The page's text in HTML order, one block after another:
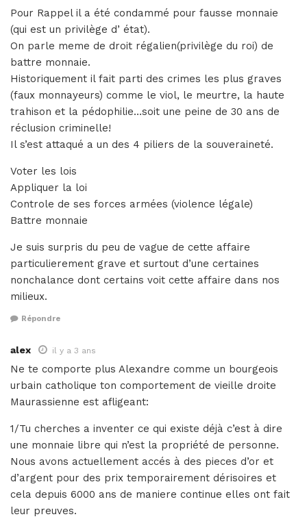
Pour Rappel il a été condammé pour fausse monnaie
(qui est un privilège d’ état).
On parle meme de droit régalien(privilège du roi) de
battre monnaie.
Historiquement il fait parti des crimes les plus graves
(faux monnayeurs) comme le viol, le meurtre, la haute
trahison et la pédophilie…soit une peine de 30 ans de
réclusion criminelle!
Il s’est attaqué a un des 4 piliers de la souveraineté.
Voter les lois
Appliquer la loi
Controle de ses forces armées (violence légale)
Battre monnaie
Je suis surpris du peu de vague de cette affaire
particulierement grave et surtout d’une certaines
nonchalance dont certains voit cette affaire dans nos
milieux.
Répondre
alex il y a 3 ans
Ne te comporte plus Alexandre comme un bourgeois
urbain catholique ton comportement de vieille droite
Maurassienne est afligeant:
1/Tu cherches a inventer ce qui existe déjà c’est à dire
une monnaie libre qui n’est la propriété de personne.
Nous avons actuellement accés à des pieces d’or et
d’argent pour des prix temporairement dérisoires et
cela depuis 6000 ans de maniere continue elles ont fait
leur preuves.